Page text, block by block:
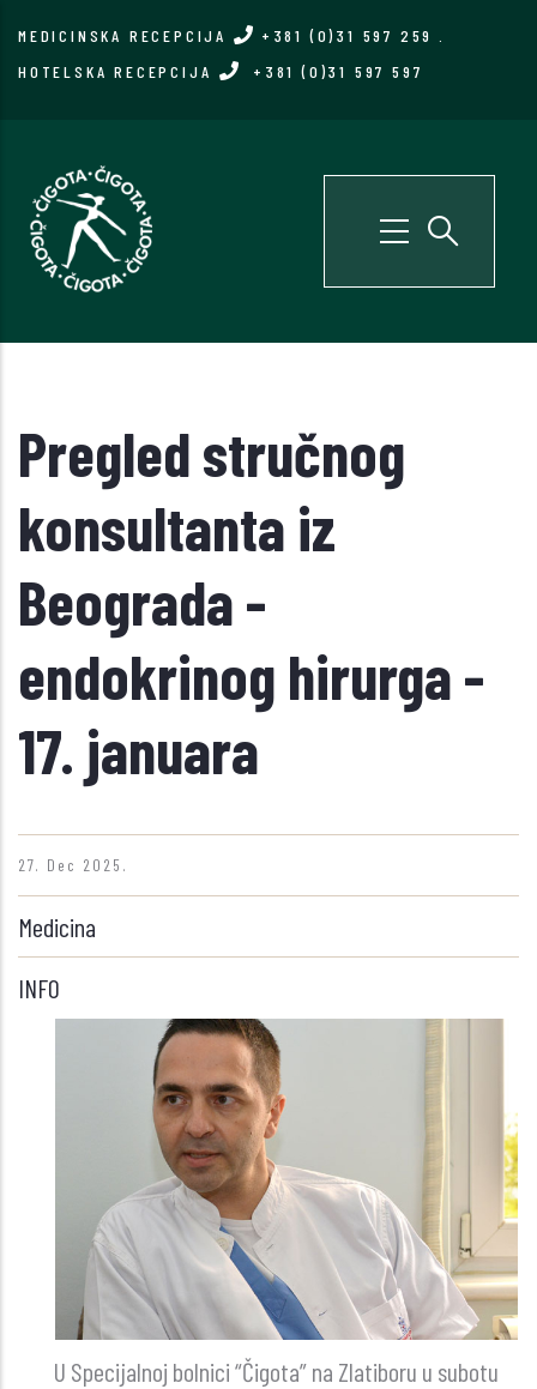
MEDICINSKA RECEPCIJA +381 (0)31 597 259
HOTELSKA RECEPCIJA
+381 (0)31 597 597
Pregled stručnog
konsultanta iz
Beograda -
endokrinog hirurga -
17. januara
27. Dec 2025.
Medicina
INFO
U Specijalnoj bolnici “Čigota” na Zlatiboru u subotu